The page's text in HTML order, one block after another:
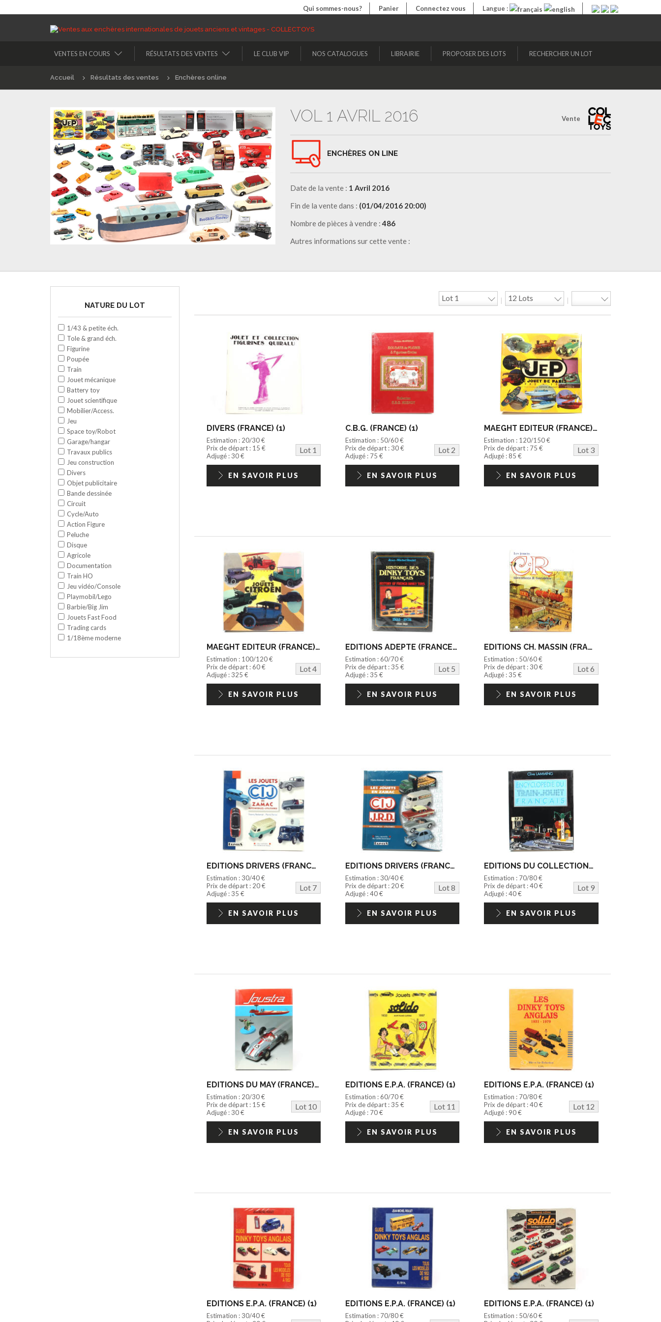
Qui sommes-nous? Panier Connectez vous Langue :
VENTES EN COURS RÉSULTATS DES VENTES LE CLUB VIP NOS CATALOGUES LIBRAIRIE PROPOSER DES LOTS RECHERCHER UN LOT
Accueil Résultats des ventes Enchères online
Vente
VOL 1 AVRIL 2016
ENCHÈRES ON LINE
Date de la vente : 1 Avril 2016
Fin de la vente dans : (01/04/2016 20:00)
Nombre de pièces à vendre :486
Autres informations sur cette vente :
NATURE DU LOT
1/43 & petite éch.
Tole & grand éch.
Figurine
Poupée
Train
Jouet mécanique
Battery toy
Jouet scientifique
Mobilier/Access.
Jeu
Space toy/Robot
Garage/hangar
Travaux publics
Jeu construction
Divers
Objet publicitaire
Bande dessinée
Circuit
Cycle/Auto
Action Figure
Peluche
Disque
Agricole
Documentation
Train HO
Jeu vidéo/Console
Playmobil/Lego
Barbie/Big Jim
Jouets Fast Food
Trading cards
1/18ème moderne
DIVERS (FRANCE) (1)
Estimation : 20/30 €
Prix de départ : 15 €
Lot 1
Adjugé : 30 €
EN SAVOIR PLUS
C.B.G. (FRANCE) (1)
Estimation : 50/60 €
Prix de départ : 30 €
Lot 2
Adjugé : 75 €
EN SAVOIR PLUS
MAEGHT EDITEUR (FRANCE) (1)
Estimation : 120/150 €
Prix de départ : 75 €
Lot 3
Adjugé : 85 €
EN SAVOIR PLUS
MAEGHT EDITEUR (FRANCE) (1)
Estimation : 100/120 €
Prix de départ : 60 €
Lot 4
Adjugé : 325 €
EN SAVOIR PLUS
EDITIONS ADEPTE (FRANCE) (1)
Estimation : 60/70 €
Prix de départ : 35 €
Lot 5
Adjugé : 35 €
EN SAVOIR PLUS
EDITIONS CH. MASSIN (FRANCE) (1)
Estimation : 50/60 €
Prix de départ : 30 €
Lot 6
Adjugé : 35 €
EN SAVOIR PLUS
EDITIONS DRIVERS (FRANCE) (1)
Estimation : 30/40 €
Prix de départ : 20 €
Lot 7
Adjugé : 35 €
EN SAVOIR PLUS
EDITIONS DRIVERS (FRANCE) (1)
Estimation : 30/40 €
Prix de départ : 20 €
Lot 8
Adjugé : 40 €
EN SAVOIR PLUS
EDITIONS DU COLLECTIONNEUR (FRANCE) (1)
Estimation : 70/80 €
Prix de départ : 40 €
Lot 9
Adjugé : 40 €
EN SAVOIR PLUS
EDITIONS DU MAY (FRANCE) (1)
Estimation : 20/30 €
Prix de départ : 15 €
Lot 10
Adjugé : 30 €
EN SAVOIR PLUS
EDITIONS E.P.A. (FRANCE) (1)
Estimation : 60/70 €
Prix de départ : 35 €
Lot 11
Adjugé : 70 €
EN SAVOIR PLUS
EDITIONS E.P.A. (FRANCE) (1)
Estimation : 70/80 €
Prix de départ : 40 €
Lot 12
Adjugé : 90 €
EN SAVOIR PLUS
EDITIONS E.P.A. (FRANCE) (1)
Estimation : 30/40 €
EDITIONS E.P.A. (FRANCE) (1)
Estimation : 70/80 €
EDITIONS E.P.A. (FRANCE) (1)
Estimation : 50/60 €